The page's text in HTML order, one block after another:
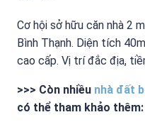
Cơ hội sở hữu căn nhà 2
Bình Thạnh. Diện tích
cao cấp. Vị trí đắc địa,
>>> Còn nhiều nhà đất
có thể tham khảo thêm: